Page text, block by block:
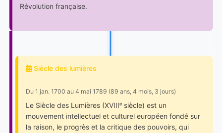
Révolution française.
Siècle des lumières
Du 1 jan. 1700 au 4 mai 1789 (89 ans, 4 mois, 3 jours)
Le Siècle des Lumières (XVIIIᵉ siècle) est un
mouvement intellectuel et culturel européen fondé sur
la raison, le progrès et la critique des pouvoirs, qui